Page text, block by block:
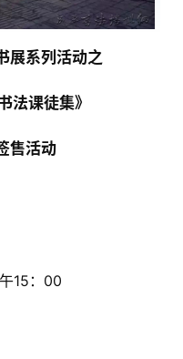
展系列活动之
法课徒集》
售活动
15： 00